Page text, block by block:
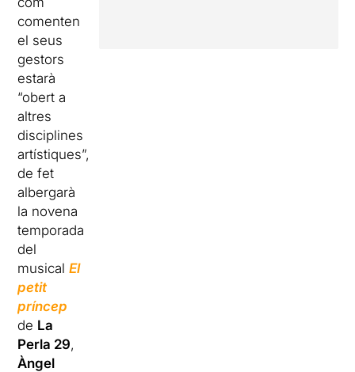
comenten
el seus
gestors
estarà
“obert a
altres
disciplines
artístiques”,
de fet
albergarà
la novena
temporada
del
musicalEl
petit
príncep
de La
Perla 29,
Àngel